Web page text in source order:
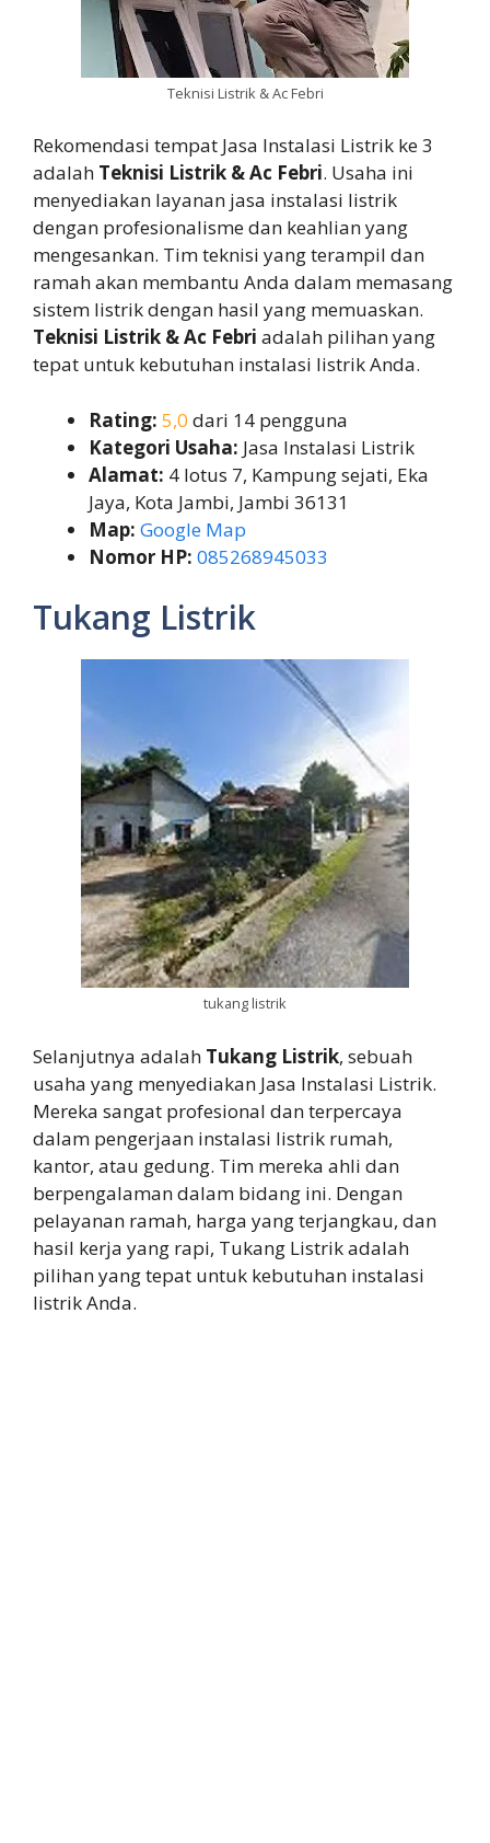
Teknisi Listrik & Ac Febri
Rekomendasi tempat Jasa Instalasi Listrik ke 3
adalah Teknisi Listrik & Ac Febri. Usaha ini
menyediakan layanan jasa instalasi listrik
dengan profesionalisme dan keahlian yang
mengesankan. Tim teknisi yang terampil dan
ramah akan membantu Anda dalam memasang
sistem listrik dengan hasil yang memuaskan.
Teknisi Listrik & Ac Febri adalah pilihan yang
tepat untuk kebutuhan instalasi listrik Anda.
Rating: 5,0 dari 14 pengguna
Kategori Usaha: Jasa Instalasi Listrik
Alamat: 4 lotus 7, Kampung sejati, Eka
Jaya, Kota Jambi, Jambi 36131
Map: Google Map
Nomor HP: 085268945033
Tukang Listrik
tukang listrik
Selanjutnya adalah Tukang Listrik, sebuah
usaha yang menyediakan Jasa Instalasi Listrik.
Mereka sangat profesional dan terpercaya
dalam pengerjaan instalasi listrik rumah,
kantor, atau gedung. Tim mereka ahli dan
berpengalaman dalam bidang ini. Dengan
pelayanan ramah, harga yang terjangkau, dan
hasil kerja yang rapi, Tukang Listrik adalah
pilihan yang tepat untuk kebutuhan instalasi
listrik Anda.